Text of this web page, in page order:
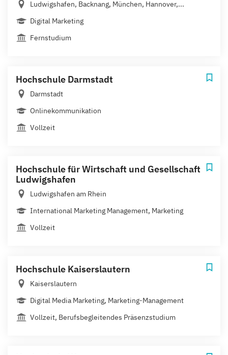
Ludwigshafen, Backnang, München, Hannover,...
Digital Marketing
Fernstudium
Hochschule Darmstadt
Darmstadt
Onlinekommunikation
Vollzeit
Hochschule für Wirtschaft und Gesellschaft
Ludwigshafen
Ludwigshafen am Rhein
International Marketing Management, Marketing
Vollzeit
Hochschule Kaiserslautern
Kaiserslautern
Digital Media Marketing, Marketing-Management
Vollzeit, Berufsbegleitendes Präsenzstudium